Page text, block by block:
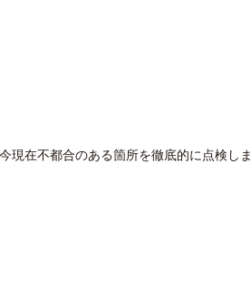
現在不都合のある箇所を徹底的に点検しま